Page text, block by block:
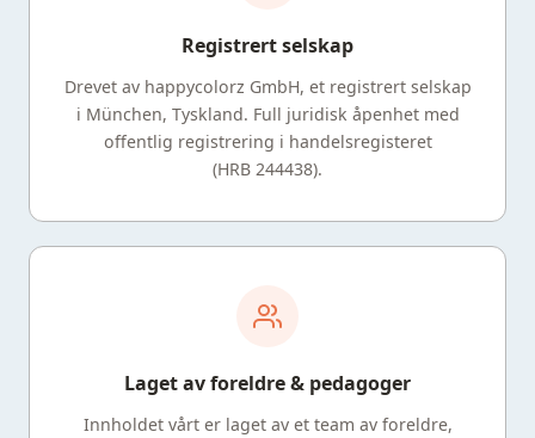
Registrert selskap
Drevet av happycolorz GmbH, et registrert selskap
i München, Tyskland. Full juridisk åpenhet med
offentlig registrering i handelsregisteret
(HRB 244438).
Laget av foreldre & pedagoger
Innholdet vårt er laget av et team av foreldre,